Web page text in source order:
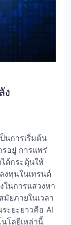
ง
นการเริ่มต้น
รอยู่ การแพร่
ด้กระตุ้นให้
งทุนในเทรนด์
ในการแสวงหา
ยภายในเวลา
ะยะยาวคือ AI
โลยีเหล่านี้